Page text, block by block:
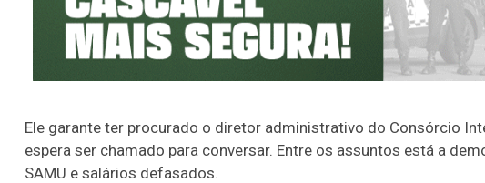
Ele garante ter procurado o diretor administrativo do Consórcio
espera ser chamado para conversar. Entre os assuntos está a
SAMU e salários defasados.